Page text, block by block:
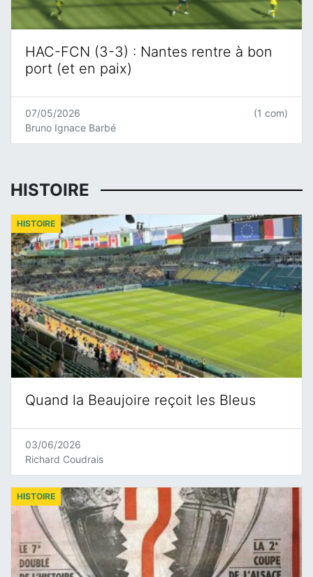
HAC-FCN (3-3) : Nantes rentre à bon
port (et en paix)
07/05/2026
Bruno Ignace Barbé
(1 com)
HISTOIRE
Quand la Beaujoire reçoit les Bleus
HISTOIRE
03/06/2026
Richard Coudrais
HISTOIRE